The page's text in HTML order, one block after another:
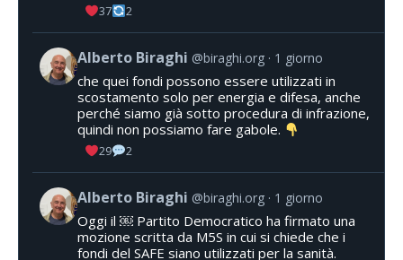
37 2
Alberto Biraghi @biraghi.org 1 giorno
che quei fondi possono essere utilizzati in
scostamento solo per energia e difesa, anche
perché siamo già sotto procedura di infrazione,
quindi non possiamo fare gabole.
29 2
Alberto Biraghi @biraghi.org 1 giorno
Oggi il ￼ Partito Democratico ha firmato una
mozione scritta da M5S in cui si chiede che i
fondi del SAFE siano utilizzati per la sanità.